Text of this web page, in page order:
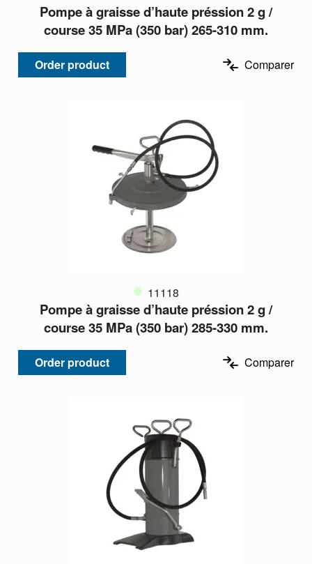
Pompe à graisse d’haute préssion 2 g /
course 35 MPa (350 bar) 265-310 mm.
Order product Comparer
11118
Pompe à graisse d’haute préssion 2 g /
course 35 MPa (350 bar) 285-330 mm.
Order product Comparer